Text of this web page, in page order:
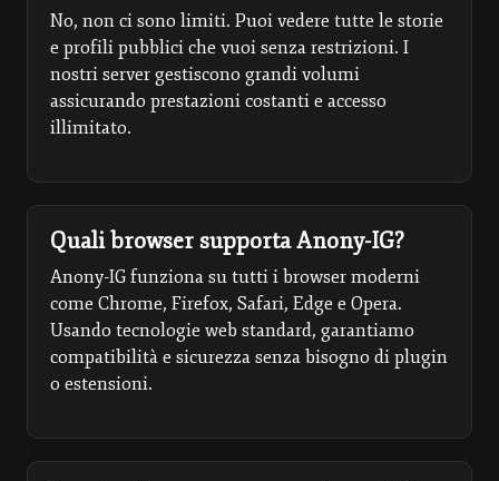
No, non ci sono limiti. Puoi vedere tutte le storie
e profili pubblici che vuoi senza restrizioni. I
nostri server gestiscono grandi volumi
assicurando prestazioni costanti e accesso
illimitato.
Quali browser supporta Anony-IG?
Anony-IG funziona su tutti i browser moderni
come Chrome, Firefox, Safari, Edge e Opera.
Usando tecnologie web standard, garantiamo
compatibilità e sicurezza senza bisogno di plugin
o estensioni.